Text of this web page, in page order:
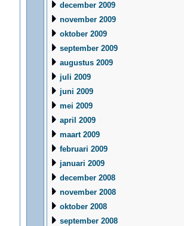
december 2009
november 2009
oktober 2009
september 2009
augustus 2009
juli 2009
juni 2009
mei 2009
april 2009
maart 2009
februari 2009
januari 2009
december 2008
november 2008
oktober 2008
september 2008